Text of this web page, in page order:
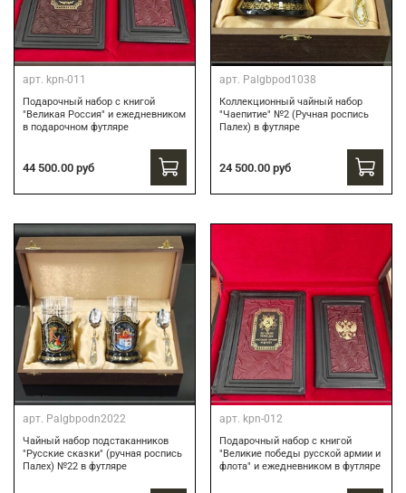
арт. kpn-011
Подарочный набор с книгой
"Великая Россия" и ежедневником
в подарочном футляре
44 500.00 руб
арт. Palgbpod1038
Коллекционный чайный набор
"Чаепитие" №2 (Ручная роспись
Палех) в футляре
24 500.00 руб
арт. Palgbpodn2022
Чайный набор подстаканников
"Русские сказки" (ручная роспись
Палех) №22 в футляре
арт. kpn-012
Подарочный набор c книгой
"Великие победы русской армии и
флота" и ежедневником в футляре